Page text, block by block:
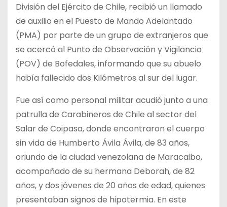
División del Ejército de Chile, recibió un llamado
de auxilio en el Puesto de Mando Adelantado
(PMA) por parte de un grupo de extranjeros que
se acercó al Punto de Observación y Vigilancia
(POV) de Bofedales, informando que su abuelo
había fallecido dos Kilómetros al sur del lugar.
Fue así como personal militar acudió junto a una
patrulla de Carabineros de Chile al sector del
Salar de Coipasa, donde encontraron el cuerpo
sin vida de Humberto Ávila Ávila, de 83 años,
oriundo de la ciudad venezolana de Maracaibo,
acompañado de su hermana Deborah, de 82
años, y dos jóvenes de 20 años de edad, quienes
presentaban signos de hipotermia. En este